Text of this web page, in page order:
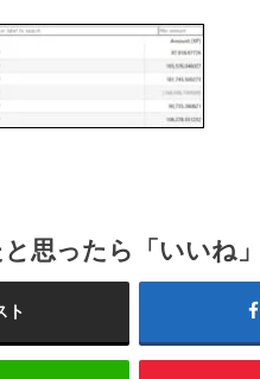
思ったら「いいね
ト